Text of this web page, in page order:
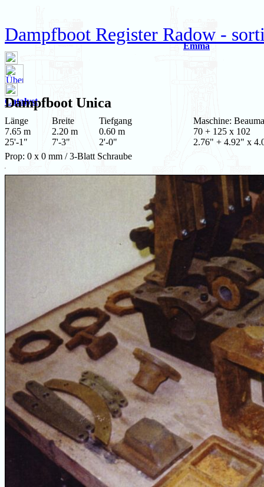
Dampfboot Register Radow -
Emma
Catalyst
Dampfboot Unica
Länge
7.65 m
25'-1"
Breite
2.20 m
7'-3"
Tiefgang
0.60 m
2'-0"
Maschine:
70 + 125 x 102
2.76" + 4.92" x
Prop: 0 x 0 mm / 3-Blatt Schraube